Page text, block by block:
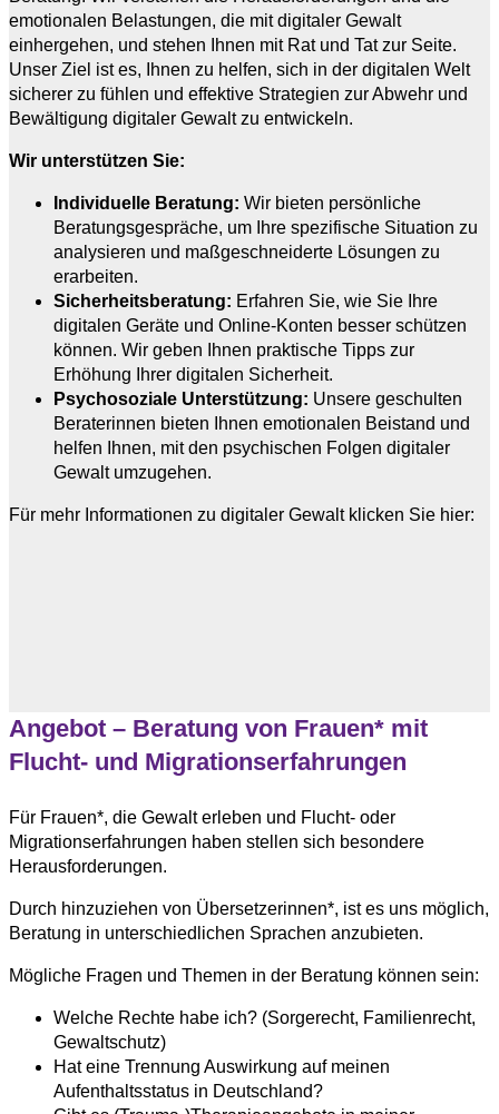
emotionalen Belastungen, die mit digitaler Gewalt
einhergehen, und stehen Ihnen mit Rat und Tat zur Seite.
Unser Ziel ist es, Ihnen zu helfen, sich in der digitalen Welt
sicherer zu fühlen und effektive Strategien zur Abwehr und
Bewältigung digitaler Gewalt zu entwickeln.
Wir unterstützen Sie:
Individuelle Beratung: Wir bieten persönliche
Beratungsgespräche, um Ihre spezifische Situation zu
analysieren und maßgeschneiderte Lösungen zu
erarbeiten.
Sicherheitsberatung: Erfahren Sie, wie Sie Ihre
digitalen Geräte und Online-Konten besser schützen
können. Wir geben Ihnen praktische Tipps zur
Erhöhung Ihrer digitalen Sicherheit.
Psychosoziale Unterstützung: Unsere geschulten
Beraterinnen bieten Ihnen emotionalen Beistand und
helfen Ihnen, mit den psychischen Folgen digitaler
Gewalt umzugehen.
Für mehr Informationen zu digitaler Gewalt klicken Sie hier:
Angebot – Beratung von Frauen* mit
Flucht- und Migrationserfahrungen
Für Frauen*, die Gewalt erleben und Flucht- oder
Migrationserfahrungen haben stellen sich besondere
Herausforderungen.
Durch hinzuziehen von Übersetzerinnen*, ist es uns möglich,
Beratung in unterschiedlichen Sprachen anzubieten.
Mögliche Fragen und Themen in der Beratung können sein:
Welche Rechte habe ich? (Sorgerecht, Familienrecht,
Gewaltschutz)
Hat eine Trennung Auswirkung auf meinen
Aufenthaltsstatus in Deutschland?